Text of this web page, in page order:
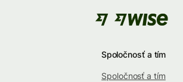
Spoločnosť a tím
Spoločnosť a tím